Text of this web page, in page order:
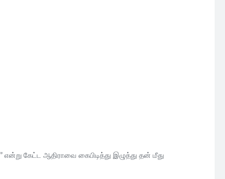
கேட்ட ஆதிராவை கைபிடித்து இழுத்து தன் மீது